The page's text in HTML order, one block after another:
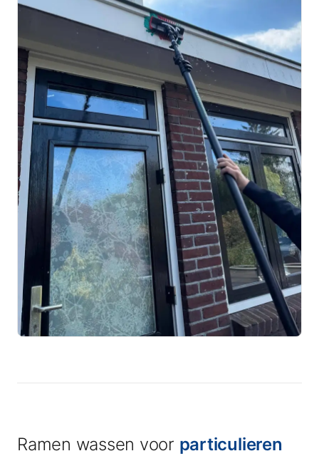
Ramen wassen voor particulieren